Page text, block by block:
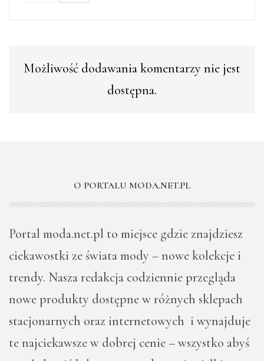
Możliwość dodawania komentarzy nie jest
dostępna.
O PORTALU MODA.NET.PL
Portal moda.net.pl to miejsce gdzie znajdziesz
ciekawostki ze świata mody – nowe kolekcje i
trendy. Nasza redakcja codziennie przegląda
nowe produkty dostępne w różnych sklepach
stacjonarnych oraz internetowych i wynajduje
te najciekawsze w dobrej cenie – wszystko abyś